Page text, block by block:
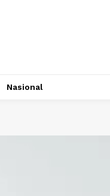
Nasional